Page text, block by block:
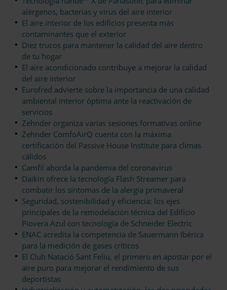
alérgenos, bacterias y virus del aire interior
El aire interior de los edificios presenta más
contaminantes que el exterior
Diez trucos para mantener la calidad del aire dentro
de tu hogar
El aire acondicionado contribuye a mejorar la calidad
del aire interior
Eurofred advierte sobre la importancia de una calidad
ambiental interior óptima ante la reactivación de
servicios
Zehnder organiza varias sesiones formativas online
Zehnder ComfoAirQ cuenta con la máxima
certificación del Passive House Institute para climas
cálidos
Camfil aborda la pandemia del coronavirus
Daikin ofrece la tecnología Flash Streamer para
combatir los síntomas de la alergia primaveral
Seguridad, sostenibilidad y eficiencia: los ejes
principales de la remodelación técnica del Edificio
Piovera Azul con tecnología de Schneider Electric
ENAC acredita la competencia de Sauermann Ibérica
para la medición de gases críticos
El Club Natació Sant Feliu, el primero en apostar por el
aire puro para mejorar el rendimiento de sus
deportistas